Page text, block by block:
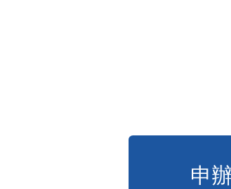
申